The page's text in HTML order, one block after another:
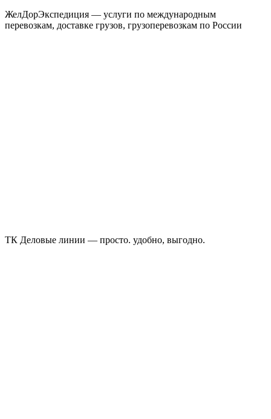
ЖелДорЭкспедиция — услуги по международным
перевозкам, доставке грузов, грузоперевозкам по России
ТК Деловые линии — просто. удобно, выгодно.